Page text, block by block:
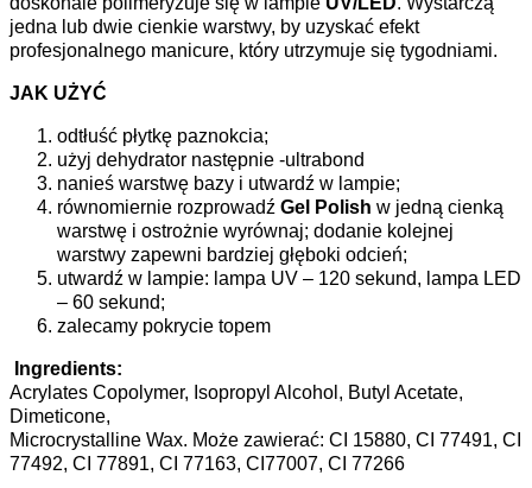
jedna lub dwie cienkie warstwy, by uzyskać efekt
profesjonalnego manicure, który utrzymuje się tygodniami.
JAK UŻYĆ
odtłuść płytkę paznokcia;
użyj dehydrator następnie -ultrabond
nanieś warstwę bazy i utwardź w lampie;
równomiernie rozprowadź Gel Polish w jedną cienką
warstwę i ostrożnie wyrównaj; dodanie kolejnej
warstwy zapewni bardziej głęboki odcień;
utwardź w lampie: lampa UV – 120 sekund, lampa LED
– 60 sekund;
zalecamy pokrycie topem
Ingredients:
Acrylates Copolymer, Isopropyl Alcohol, Butyl Acetate,
Dimeticone,
Microcrystalline Wax. Może zawierać: CI 15880, CI 77491, CI
77492, CI 77891, CI 77163, CI77007, CI 77266